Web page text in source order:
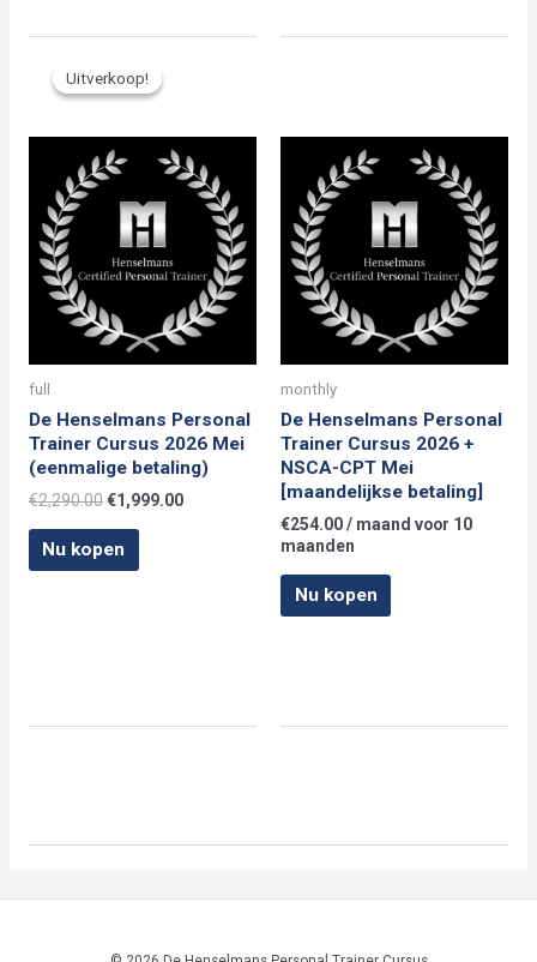
Uitverkoop!
Uitverkoop!
full
De Henselmans Personal
Trainer Cursus 2026 Mei
(eenmalige betaling)
€2,290.00Oorspronkelijke
was:
€1,999.00Huidige
Nu kopen
monthly
De Henselmans Personal
Trainer Cursus 2026 +
NSCA-CPT Mei
[maandelijkse betaling]
€254.00/ maand voor 10
maanden
Nu kopen